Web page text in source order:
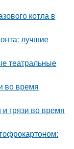
котла в
лучшие
театральные
во время
грязи во время